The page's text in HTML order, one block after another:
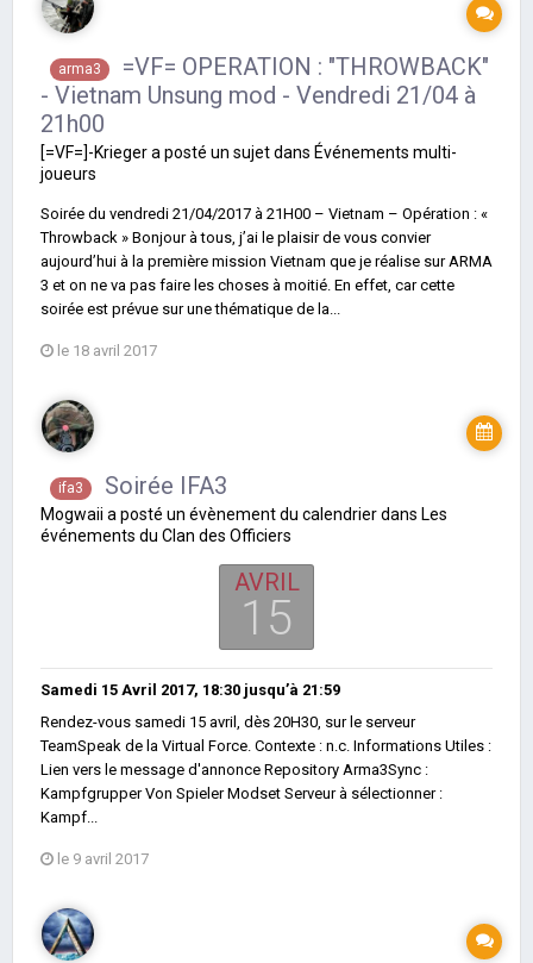
arma3
=VF= OPERATION : "THROWBACK"
- Vietnam Unsung mod - Vendredi 21/04 à
21h00
[=VF=]-Kriegera posté un sujet dans Événements multi-
joueurs
Soirée du vendredi 21/04/2017 à 21H00 – Vietnam – Opération : «
Throwback » Bonjour à tous, j’ai le plaisir de vous convier
aujourd’hui à la première mission Vietnam que je réalise sur ARMA
3 et on ne va pas faire les choses à moitié. En effet, car cette
soirée est prévue sur une thématique de la...
le 18 avril 2017
ifa3 Soirée IFA3
Mogwaii a posté un évènement du calendrier dans Les
événements du Clan des Officiers
AVRIL
15
Samedi 15 Avril 2017, 18:30 jusqu’à 21:59
Rendez-vous samedi 15 avril, dès 20H30, sur le serveur
TeamSpeak de la Virtual Force. Contexte : n.c. Informations Utiles :
Lien vers le message d'annonce Repository Arma3Sync :
Kampfgrupper Von Spieler Modset Serveur à sélectionner :
Kampf...
le 9 avril 2017